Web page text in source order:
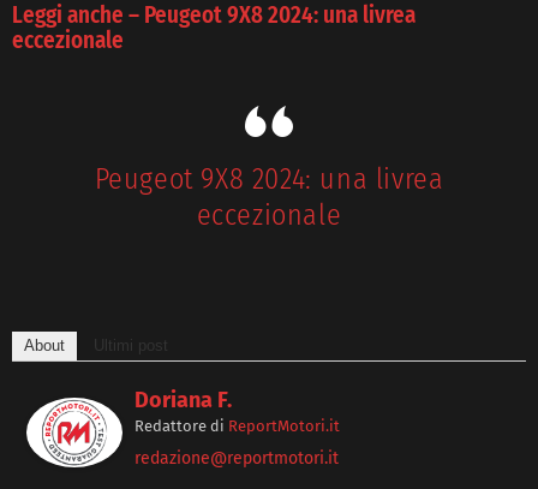
Leggi anche – Peugeot 9X8 2024: una livrea
eccezionale
Peugeot 9X8 2024: una livrea
eccezionale
About Ultimi post
Doriana F.
Redattore di ReportMotori.it
redazione@reportmotori.it